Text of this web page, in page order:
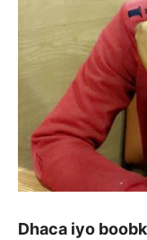
Dhaca iyo